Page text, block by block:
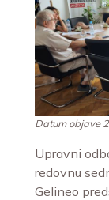
Datum objave
Upravni
redovnu
Gelineo